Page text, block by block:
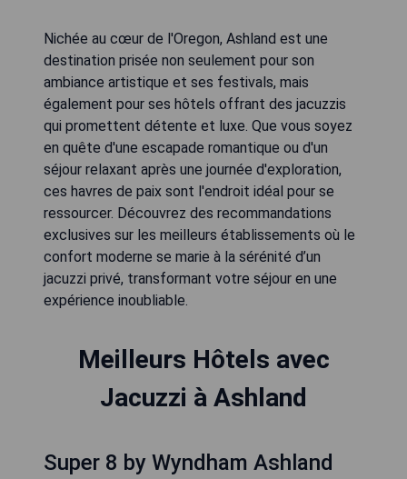
Nichée au cœur de l'Oregon, Ashland est une
destination prisée non seulement pour son
ambiance artistique et ses festivals, mais
également pour ses hôtels offrant des jacuzzis
qui promettent détente et luxe. Que vous soyez
en quête d'une escapade romantique ou d'un
séjour relaxant après une journée d'exploration,
ces havres de paix sont l'endroit idéal pour se
ressourcer. Découvrez des recommandations
exclusives sur les meilleurs établissements où le
confort moderne se marie à la sérénité d’un
jacuzzi privé, transformant votre séjour en une
expérience inoubliable.
Meilleurs Hôtels avec
Jacuzzi à Ashland
Super 8 by Wyndham Ashland